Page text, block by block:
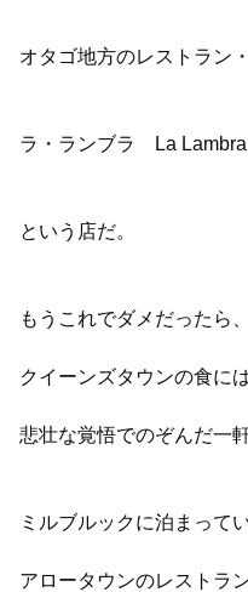
オタゴ地方のレストラン
ラ・ランブラ La Lambra
という店だ。
もうこれでダメだったら、
クイーンズタウンの食に
悲壮な覚悟でのぞんだ一
ミルブルックに泊まって
アロータウンのレストラ